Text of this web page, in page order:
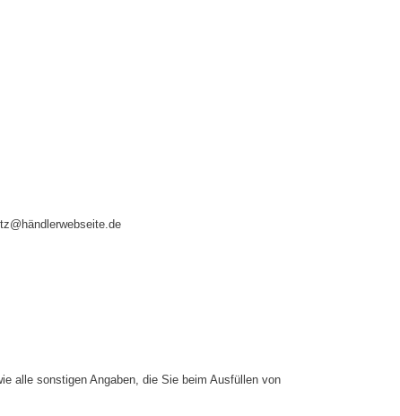
alle sonstigen Angaben, die Sie beim Ausfüllen von